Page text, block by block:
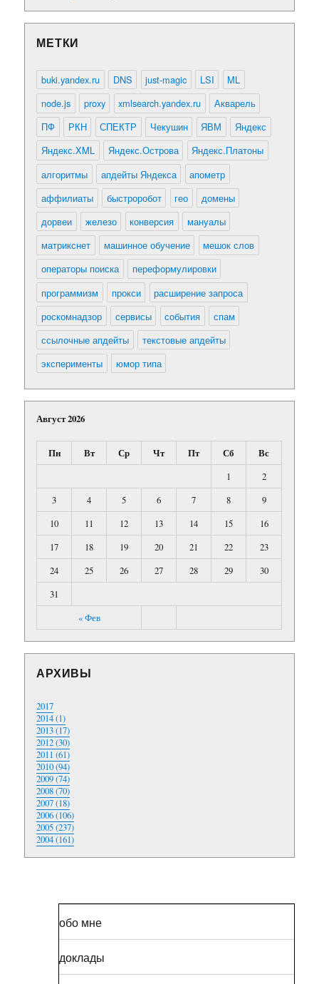
МЕТКИ
buki.yandex.ru DNS just-magic LSI
ML
node.js
proxy xmlsearch.yandex.ru
Акварель
ПФ
РКН СПЕКТР Чекушин ЯВМ
Яндекс
Яндекс.XML
Яндекс.Острова
Яндекс.Платоны
алгоритмы
апдейты Яндекса
апометр
аффилиаты
быстроробот гео
домены
дорвеи
железо конверсия
мануалы
матрикснет
машинное обучение
мешок слов
операторы поиска
переформулировки
программизм
прокси
расширение запроса
роскомнадзор
сервисы события
спам
ссылочные апдейты
текстовые апдейты
эксперименты
юмор типа
Август 2026
Пн Вт Ср Чт Пт Сб Вс
« Фев
1
2
3
4 5 6 7 8
9
10
11 12 13 14 15
16
17
18 19 20 21 22
23
24
25 26 27 28 29
30
31
АРХИВЫ
2017
2014 (1)
2013 (17)
2012 (30)
2011 (61)
2010 (94)
2009 (74)
2008 (70)
2007 (18)
2006 (106)
2005 (237)
2004 (161)
обо мне
доклады